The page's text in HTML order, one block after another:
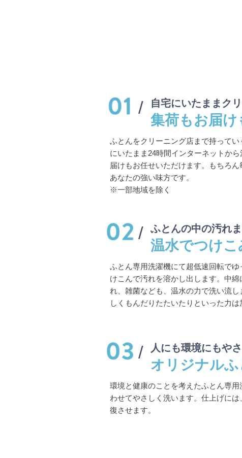
自宅にいたままク
集荷もお届け
ふとんをクリーニング店まで持って
にいたまま24時間インターネットか
届けもお任せいただけます。もちろ
あなたの強い味方です。
※一部地域を除く
ふとんの中の汚れ
温水でつけこ
ふとん専用洗濯機にて超低速回転で
けこんで汚れを溶かし出します。中
れ、雑菌なども、温水の力で洗い流
しくもんだりたたいたりといった力は
人にも環境にもや
オリジナルふ
環境と健康のことを考えたふとん専
わせてやさしく洗います。仕上げに
復させます。